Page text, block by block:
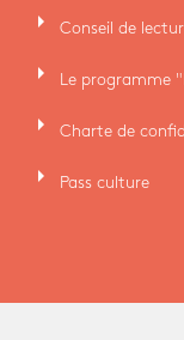
arrow_right Conseil de
arrow_right Le programme
arrow_right Charte de
arrow_right Pass culture